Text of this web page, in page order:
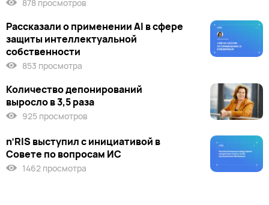
878 просмотров
Рассказали о применении AI в сфере
защиты интеллектуальной
собственности
853 просмотра
Количество депонирований
выросло в 3,5 раза
925 просмотров
n’RIS выступил c инициативой в
Совете по вопросам ИС
1462 просмотра